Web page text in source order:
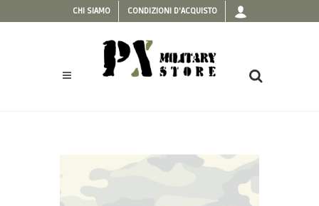
CHI SIAMO CONDIZIONI D'ACQUISTO